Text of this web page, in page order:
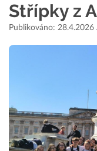
Střípky z
Publikováno: